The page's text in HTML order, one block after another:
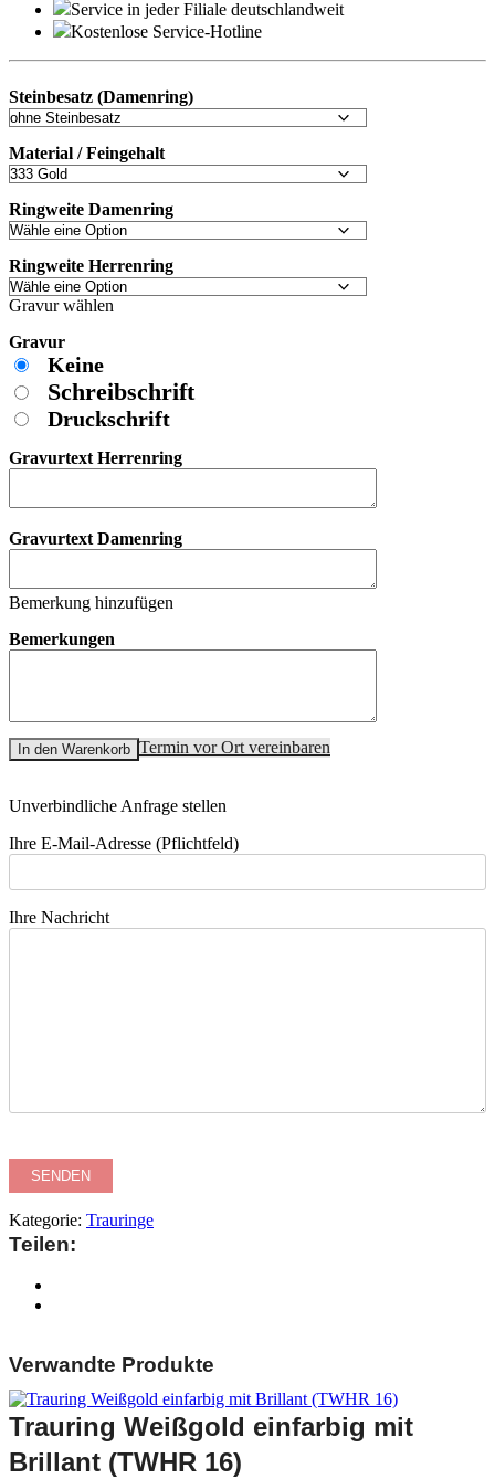
Service in jeder Filiale deutschlandweit
Kostenlose Service-Hotline
Steinbesatz (Damenring)
Material / Feingehalt
Ringweite Damenring
Ringweite Herrenring
Gravur wählen
Gravur
Keine
Schreibschrift
Druckschrift
Gravurtext Herrenring
Gravurtext Damenring
Bemerkung hinzufügen
Bemerkungen
In den Warenkorb Termin vor Ort vereinbaren
Unverbindliche Anfrage stellen
Ihre E-Mail-Adresse (Pflichtfeld)
Ihre Nachricht
Kategorie: Trauringe
Teilen:
Verwandte Produkte
Trauring Weißgold einfarbig mit
Brillant (TWHR 16)